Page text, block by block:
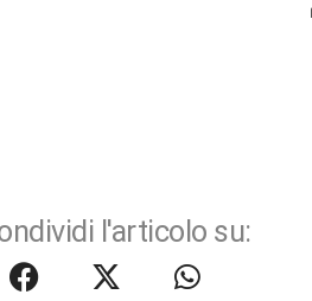
l'articolo su: